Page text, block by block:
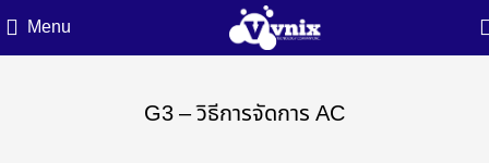
Menu
G3 – วิธีการจัดการ AC